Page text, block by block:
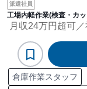
派遣社員
工場内軽作業(検査・カ
月収24万円超可
倉庫作業スタッフ